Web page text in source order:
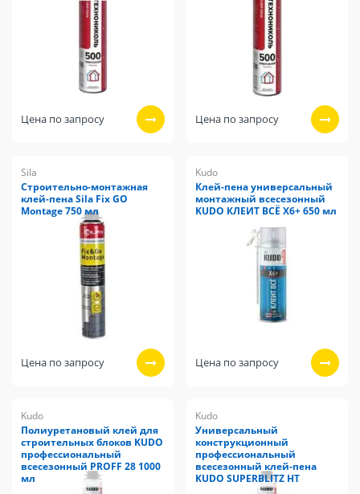
Цена по запросу Цена по запросу
Sila
Строительно-монтажная
клей-пена Sila Fix GO
Montage 750 мл
Цена по запросу
Kudo
Клей-пена универсальный
монтажный всесезонный
KUDO КЛЕИТ ВСЁ Х6+ 650 мл
Цена по запросу
Kudo
Полиуретановый клей для
строительных блоков KUDO
профессиональный
всесезонный PROFF 28 1000
мл
Kudo
Универсальный
конструкционный
профессиональный
всесезонный клей-пена
KUDO SUPERBLITZ HT